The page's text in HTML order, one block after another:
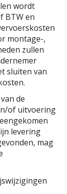
wordt
BTW en
montage-,
zullen
sluiten van
de
of uitvoering
levering
mag